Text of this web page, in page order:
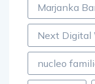
Marjanka
Next Digital
nucleo